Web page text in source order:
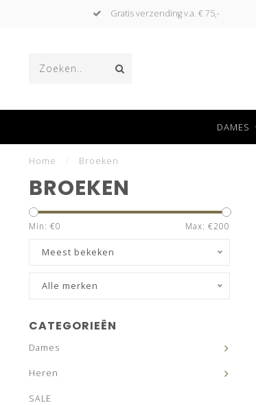
Gratis verzending v.a. € 75,-
DAMES
Home Broeken
BROEKEN
Min: €0 Max: €200
Meest bekeken
Alle merken
CATEGORIEËN
Dames
Heren
SALE